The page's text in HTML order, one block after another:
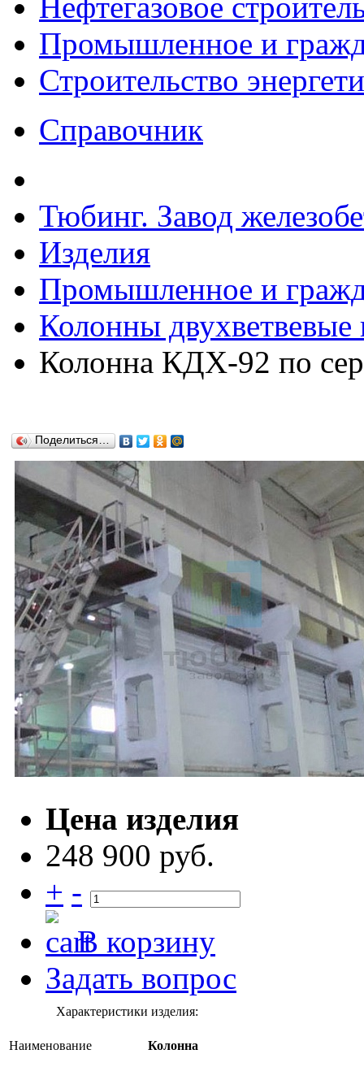
Промышленное и
Строительство
Справочник
Тюбинг. Завод
Изделия
Промышленное и
Колонны
Колонна КДX-92 по
Поделиться…
Цена изделия
248 900 руб.
+ -
В корзину
Задать вопрос
Характеристики изделия:
Наименование Колонна